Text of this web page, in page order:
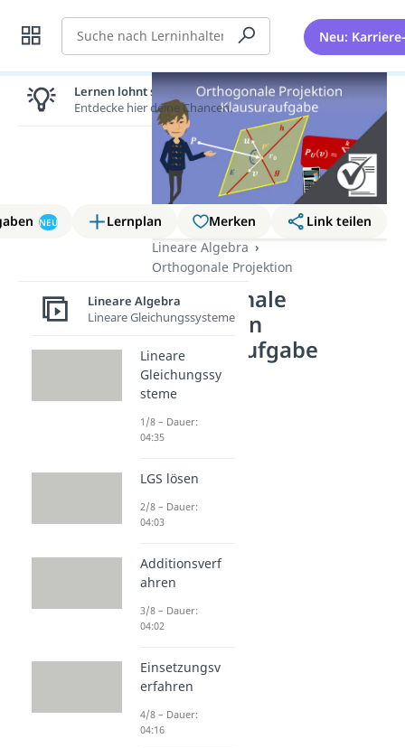
Suche Neu:
NEU Lernplan Merken
Link teilen
Lineare Algebra
Orthogonale Projektion
Orthogonale
Projektion
Klausuraufgabe
Lernen lohnt sich!
Entdecke hier deine Chancen.
Lineare Algebra
Lineare Gleichungssysteme
Lineare
Gleichungssy
steme
1/8 – Dauer:
04:35
LGS lösen
2/8 – Dauer:
04:03
Additionsverf
ahren
3/8 – Dauer:
04:02
Einsetzungsv
erfahren
4/8 – Dauer:
04:16